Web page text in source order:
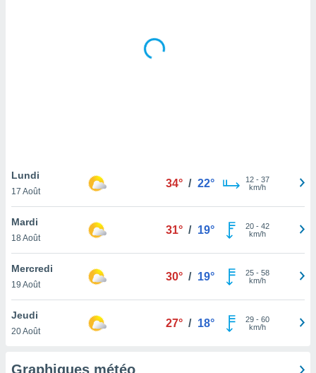
notre
que
et que
Lundi
17 Août
34° / 22° 12- 37
km/h
Mardi
18 Août
31° / 19° 20- 42
km/h
Mercredi
19 Août
30° / 19° 25- 58
km/h
Jeudi
20 Août
27° / 18° 29- 60
km/h
Graphiques météo